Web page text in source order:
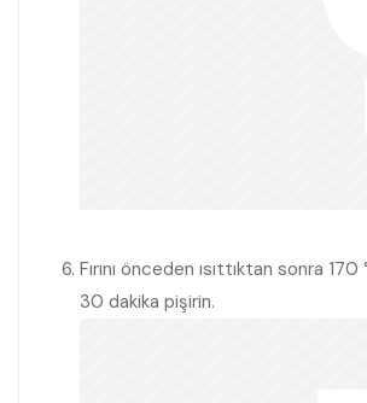
Fırını önceden ısıttıktan sonra 170
30 dakika pişirin.